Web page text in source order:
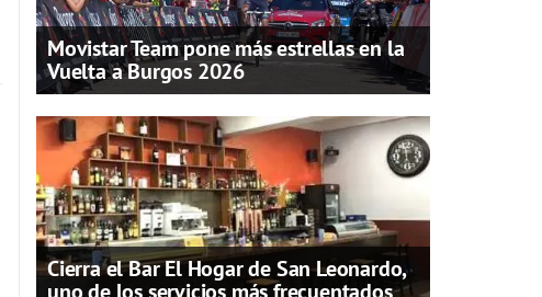
Movistar Team pone más estrellas en la
Vuelta a Burgos 2026
Cierra el Bar El Hogar de San Leonardo,
uno de los servicios más frecuentados